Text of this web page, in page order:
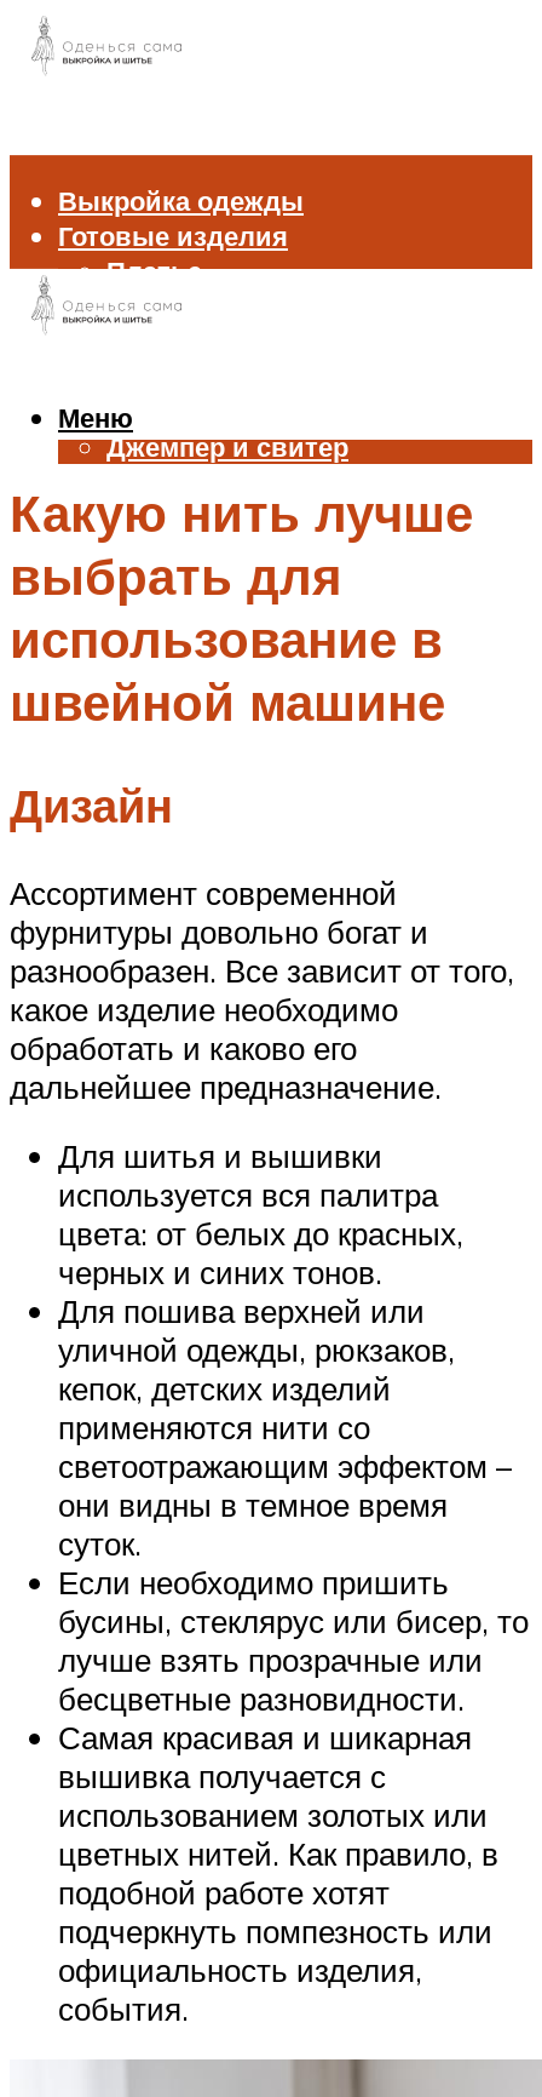
Выкройка одежды
Готовые изделия
Платье
Брюки
Жилет
Джемпер и свитер
Аксессуары
Меню
Меню
Какую нить лучше
выбрать для
использование в
швейной машине
Дизайн
Ассортимент современной
фурнитуры довольно богат и
разнообразен. Все зависит от того,
какое изделие необходимо
обработать и каково его
дальнейшее предназначение.
Для шитья и вышивки
используется вся палитра
цвета: от белых до красных,
черных и синих тонов.
Для пошива верхней или
уличной одежды, рюкзаков,
кепок, детских изделий
применяются нити со
светоотражающим эффектом –
они видны в темное время
суток.
Если необходимо пришить
бусины, стеклярус или бисер, то
лучше взять прозрачные или
бесцветные разновидности.
Самая красивая и шикарная
вышивка получается с
использованием золотых или
цветных нитей. Как правило, в
подобной работе хотят
подчеркнуть помпезность или
официальность изделия,
события.